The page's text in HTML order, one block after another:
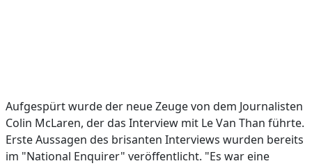
Aufgespürt wurde der neue Zeuge von dem Journalisten
Colin McLaren, der das Interview mit Le Van Than führte.
Erste Aussagen des brisanten Interviews wurden bereits
im "National Enquirer" veröffentlicht. "Es war eine